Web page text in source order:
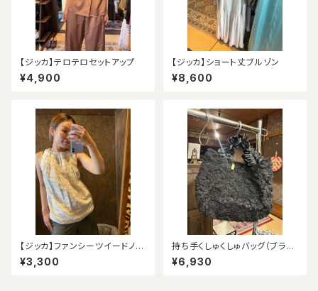
【ジッカ】テロテロセットアップ
¥4,900
【ジッカ】ショート丈ブルゾン
¥8,600
【ジッカ】ファンシーツイードノー
スリーブ（アウトレット）
¥3,300
持ち手くしゅくしゅバッグ（ブラッ
ク）
¥6,930